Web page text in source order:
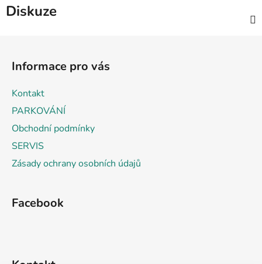
Diskuze
Informace pro vás
Kontakt
PARKOVÁNÍ
Obchodní podmínky
SERVIS
Zásady ochrany osobních údajů
Facebook